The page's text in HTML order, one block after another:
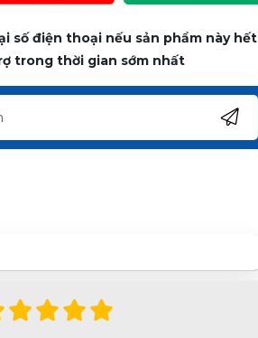
số điện thoại nếu sản phẩm này hết
trong thời gian sớm nhất